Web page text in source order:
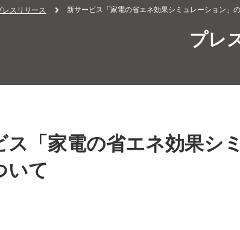
ウを開きます）
ご質問・お問い合わせ
レスリリース 新サービス「家電の省エネ効果シミュレーション」
プレ
ス「家電の省エネ効果シ
いて